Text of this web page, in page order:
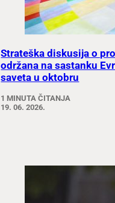
Strateška diskusija o
održana na sastanku
saveta u oktobru
1 MINUTA ČITANJA
19. 06. 2026.